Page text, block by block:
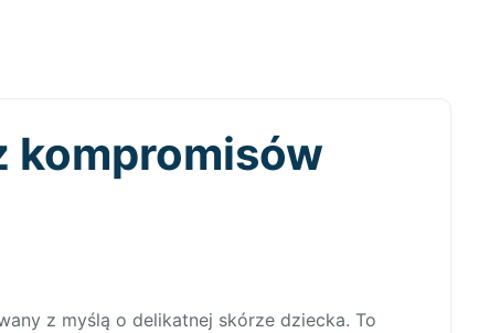
kompromisów
z myślą o delikatnej skórze dziecka. To